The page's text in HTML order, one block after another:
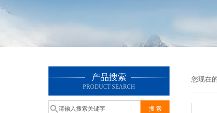
产品搜索
PRODUCT SEARCH
您现在